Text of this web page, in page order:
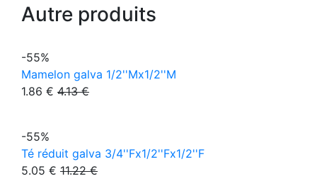
Autre produits
-55%
Mamelon galva 1/2''Mx1/2''M
1.86 € 4.13 €
-55%
Té réduit galva 3/4''Fx1/2''Fx1/2''F
5.05 € 11.22 €